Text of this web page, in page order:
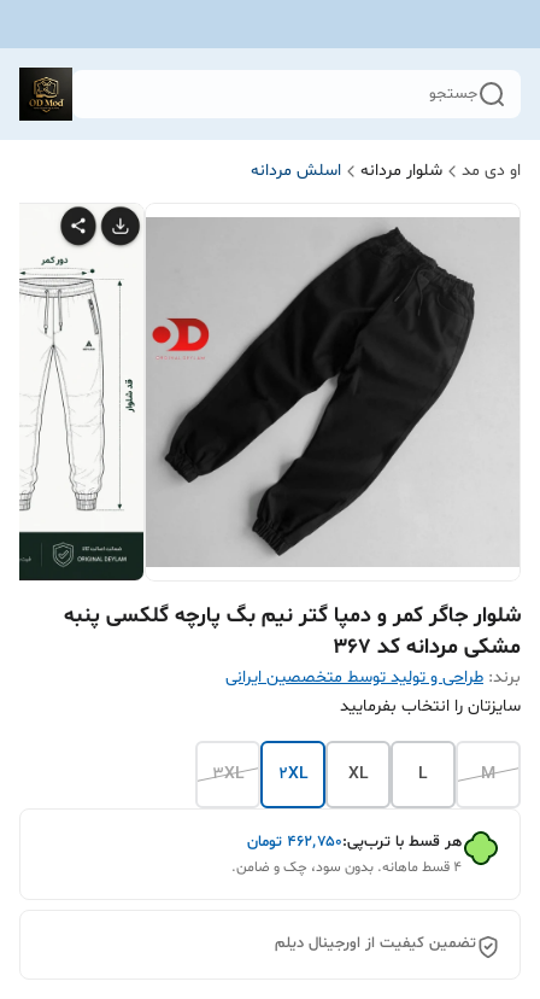
جستجو
او دی مد شلوار مردانه اسلش مردانه
شلوار جاگر کمر و دمپا گتر نیم بگ پارچه گلکسی پنبه
مشکی مردانه کد ۳۶۷
برند: طراحی و تولید توسط متخصصین ایرانی
سایزتان را انتخاب بفرمایید
M
L
XL
2XL
3XL
هر قسط با ترب‌پی:۴۶۲٬۷۵۰ تومان
۴ قسط ماهانه. بدون سود، چک و ضامن.
تضمین کیفیت از اورجینال دیلم